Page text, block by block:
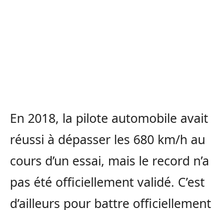
En 2018, la pilote automobile avait
réussi à dépasser les 680 km/h au
cours d’un essai, mais le record n’a
pas été officiellement validé. C’est
d’ailleurs pour battre officiellement